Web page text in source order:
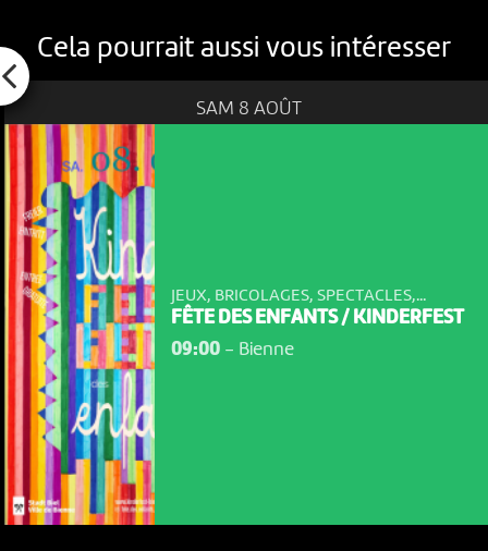
Cela pourrait aussi vous intéresser
SAM 8 AOÛT
JEUX, BRICOLAGES, SPECTACLES,...
FÊTE DES ENFANTS / KINDERFEST
09:00- Bienne